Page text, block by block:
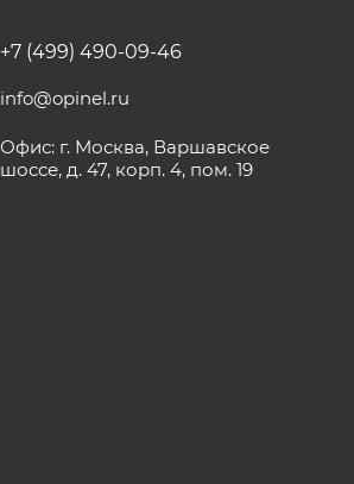
+7 (499) 490-09-46
info@opinel.ru
Офис: г. Москва, Варшавское
шоссе, д. 47, корп. 4, пом. 19